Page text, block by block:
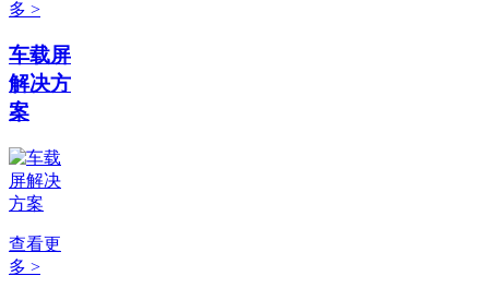
多 >
车载屏
解决方
案
查看更
多 >